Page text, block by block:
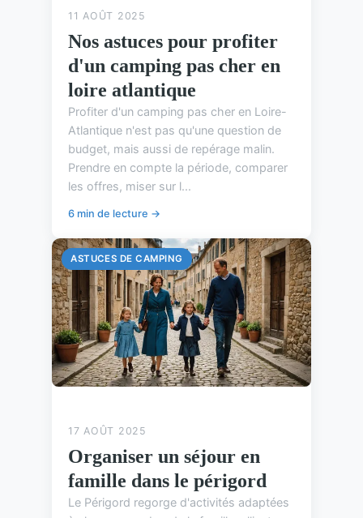
11 AOÛT 2025
Nos astuces pour profiter
d'un camping pas cher en
loire atlantique
Profiter d'un camping pas cher en Loire-
Atlantique n'est pas qu'une question de
budget, mais aussi de repérage malin.
Prendre en compte la période, comparer
les offres, miser sur l...
6 min de lecture →
ASTUCES DE CAMPING
17 AOÛT 2025
Organiser un séjour en
famille dans le périgord
Le Périgord regorge d'activités adaptées